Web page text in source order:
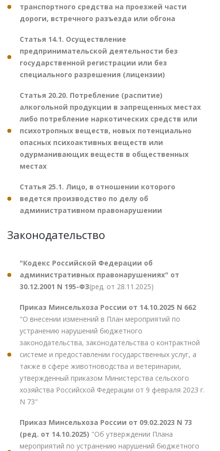
транспортного средства на проезжей части
дороги, встречного разъезда или обгона
Статья 14.1. Осуществление
предпринимательской деятельности без
государственной регистрации или без
специального разрешения (лицензии)
Статья 20.20. Потребление (распитие)
алкогольной продукции в запрещенных местах
либо потребление наркотических средств или
психотропных веществ, новых потенциально
опасных психоактивных веществ или
одурманивающих веществ в общественных
местах
Статья 25.1. Лицо, в отношении которого
ведется производство по делу об
административном правонарушении
Законодательство
"Кодекс Российской Федерации об
административных правонарушениях" от
30.12.2001 N 195-ФЗ(ред. от 28.11.2025)
Приказ Минсельхоза России от 14.10.2025 N 662
"О внесении изменений в План мероприятий по
устранению нарушений бюджетного
законодательства, законодательства о контрактной
системе и предоставлении государственных услуг, а
также в сфере животноводства и ветеринарии,
утвержденный приказом Министерства сельского
хозяйства Российской Федерации от 9 февраля 2023 г.
N 73"
Приказ Минсельхоза России от 09.02.2023 N 73
(ред. от 14.10.2025) "Об утверждении Плана
мероприятий по устранению нарушений бюджетного